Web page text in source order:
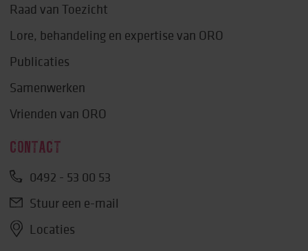
Raad van Toezicht
Lore, behandeling en expertise van ORO
Publicaties
Samenwerken
Vrienden van ORO
CONTACT
0492 - 53 00 53
Stuur een e-mail
Locaties